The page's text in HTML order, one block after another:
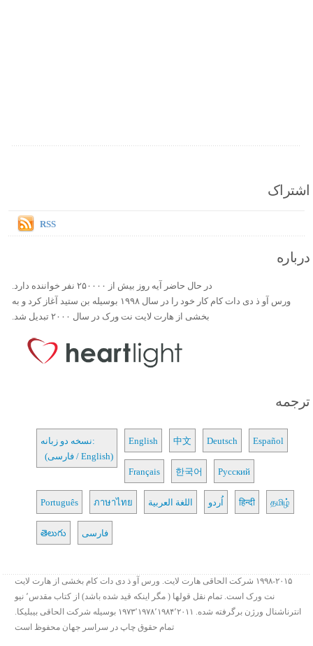
اشتراک
RSS
درباره
در حال حاضر آیه روز بیش از ۲۵۰۰۰۰ نفر خواننده دارد.
ورس آو ذ دی دات کام کار خود را در سال ۱۹۹۸ بوسیله بن ستید آغاز کرد و به
بخشی از هارت لایت نت ورک در سال ۲۰۰۰ تبدیل شد.
ترجمه
نسخه دو زبانه:
(فارسی / English)
English 中文 Deutsch Español
Français 한국어 Русский
Português ภาษาไทย اللغة العربية اُردو हिन्दी தமிழ்
తెలుగు فارسی
۱۹۹۸-۲۰۱۵ شرکت الحاقی هارت لایت. ورس آو ذ دی دات کام بخشی از هارت لایت
نت ورک است. تمام نقل قولها ( مگر اینکه قید شده باشد) از کتاب مقدس٬ نیو
انترناشنال ورژن برگرفته شده. ۱۹۷۳٬۱۹۷۸٬۱۹۸۴٬۲۰۱۱ بوسیله شرکت الحاقی بیبلیکا.
تمام حقوق چاپ در سراسر جهان محفوظ است